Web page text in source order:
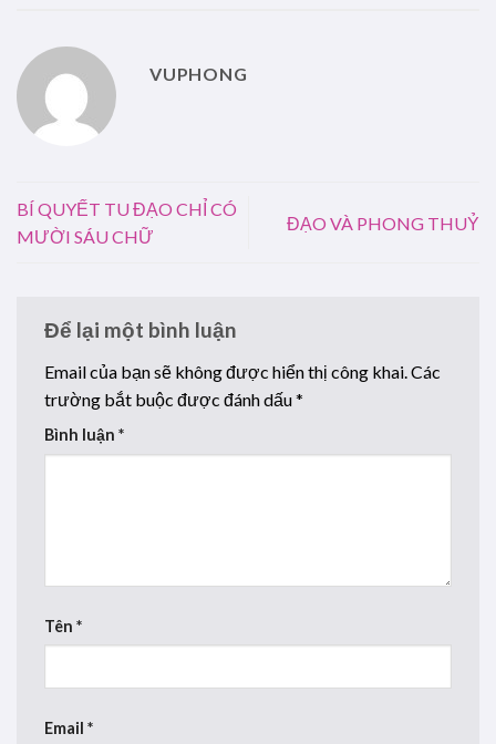
VUPHONG
BÍ QUYẾT TU ĐẠO CHỈ CÓ
MƯỜI SÁU CHỮ
ĐẠO VÀ PHONG THUỶ
Để lại một bình luận
Email của bạn sẽ không được hiển thị công khai. Các
trường bắt buộc được đánh dấu*
Bình luận *
Tên *
Email *